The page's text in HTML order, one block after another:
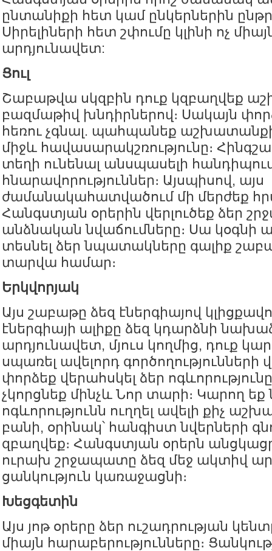
ընտանիքի հետ կամ ընկերներին
Սիրելիների հետ շփումը կլինի ոչ
արդյունավետ:
Ցուլ
Շաբաթվա սկզբին դուք կզբաղվեք
բազմաթիվ խնդիրներով։ Սակայն
հեռու չգնալ. պահպանեք
միջև հավասարակշռությունը։
տեղի ունենալ անսպասելի
հնարավորություններ։ Այսպիսով, այս
ժամանակահատվածում մի մերժեք
Հանգստյան օրերին վերլուծեք ձեր
անձնական նվաճումները։ Սա կօգնի
տեսնել ձեր նպատակները գալիք
տարվա համար։
Երկվորյակ
Այս շաբաթը ձեզ էներգիայով
էներգիայի ալիքը ձեզ կդարձնի
արդյունավետ, մյուս կողմից, դուք
սպառել ավելորդ
փորձեք վերահսկել ձեր
չկորցնեք մինչև Նոր տարի։ Կարող
ոգևորությունն ուղղել ավելի քիչ
բանի, օրինակ՝ հանգիստ նվերների
զբաղվեք։ Հանգստյան օրերն
ուրախ շրջապատը ձեզ մեջ ակտիվ
ցանկություն կառաջացնի։
Խեցգետին
Այս յոթ օրերը ձեր ուշադրության
միայն հարաբերությունները։